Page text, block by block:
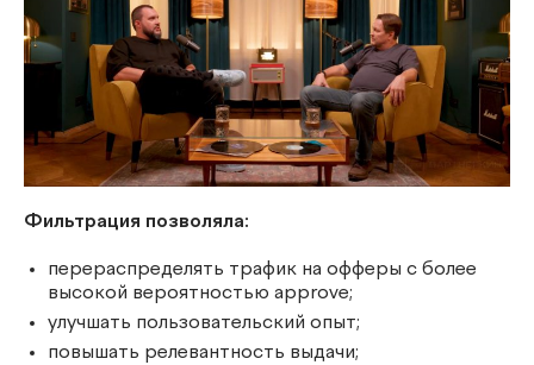
Фильтрация позволяла:
перераспределять трафик на офферы с более
высокой вероятностью approve;
улучшать пользовательский опыт;
повышать релевантность выдачи;